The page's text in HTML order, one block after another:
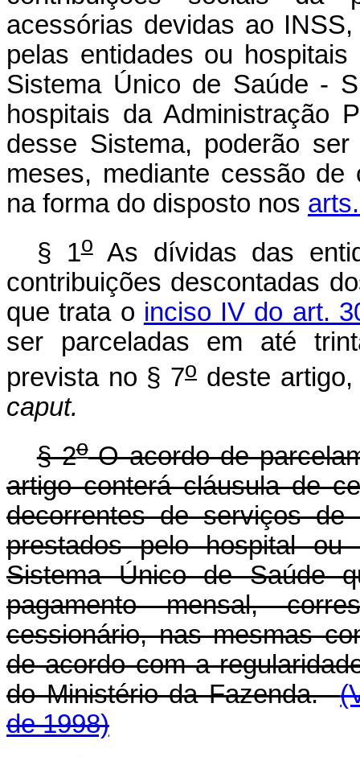
acessórias devidas ao
pelas entidades ou
Sistema Único de Saúde -
hospitais da Administração
desse Sistema, poderão
meses, mediante cessão
na forma do disposto nos
§ 1oAs dívidas das
contribuições descontadas
que trata o inciso IV do art.
ser parceladas em até
prevista no § 7odeste artigo,
caput.
§ 2oO acordo de
artigo conterá cláusula de
decorrentes de serviços de
prestados pelo hospital
Sistema Único de Saúde
pagamento mensal,
cessionário, nas mesmas
de acordo com a
do Ministério da Fazenda.
de 1998)